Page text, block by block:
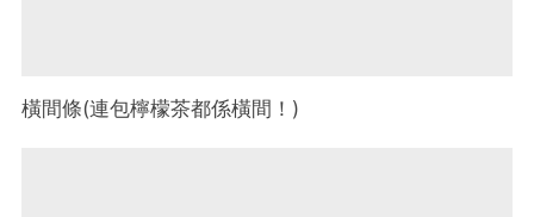
橫間條(連包檸檬茶都係橫間！)